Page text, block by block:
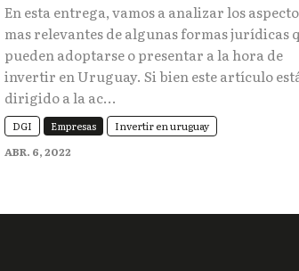
En esta entrega, vamos a analizar los
mas relevantes de algunas formas jurídicas
pueden adoptarse o presentar a la hora de
invertir en Uruguay. Si bien este artículo
dirigido a la ac...
DGI Empresas Invertir en uruguay
ABR. 6, 2022